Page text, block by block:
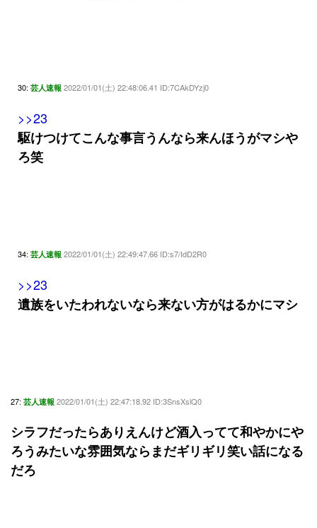
30: 芸人速報 2022/01/01(土) 22:48:06.41 ID:7CAkDYzj0
>>23
駆けつけてこんな事言うんなら来んほうがマシや
ろ笑
34: 芸人速報 2022/01/01(土) 22:49:47.66 ID:s7/IdD2R0
>>23
遺族をいたわれないなら来ない方がはるかにマシ
27: 芸人速報 2022/01/01(土) 22:47:18.92 ID:3SnsXslQ0
シラフだったらありえんけど酒入ってて和やかにや
ろうみたいな雰囲気ならまだギリギリ笑い話になる
だろ